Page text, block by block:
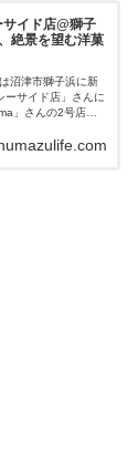
サイド店@獅子
絶景を望む洋菓
沼津市獅子浜に新
ーサイド店」さんに
」さんの2号店で